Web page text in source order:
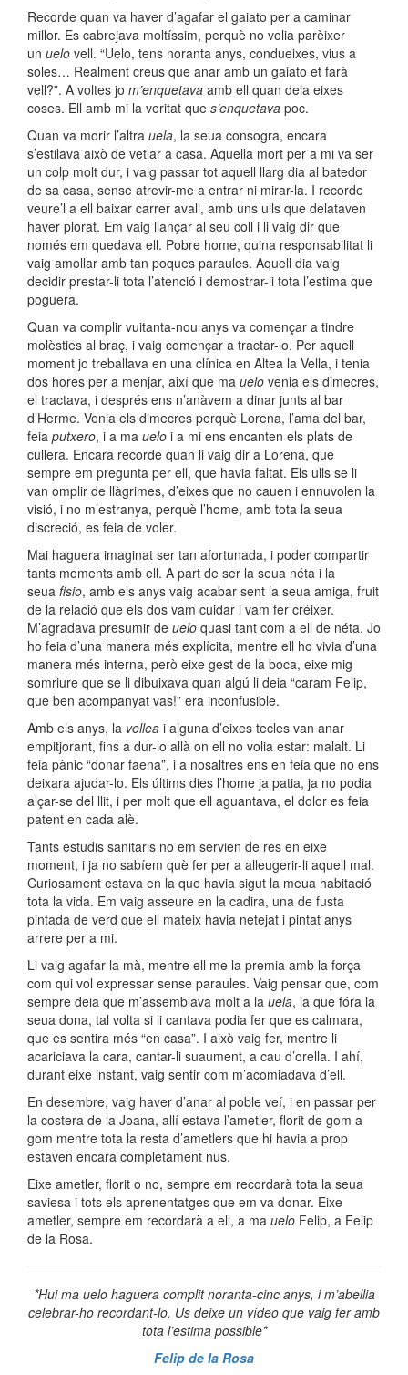
Recorde quan va haver d’agafar el gaiato per a caminar
millor. Es cabrejava moltíssim, perquè no volia parèixer
un uelo vell. “Uelo, tens noranta anys, condueixes, vius a
soles… Realment creus que anar amb un gaiato et farà
vell?”. A voltes jo m’enquetava amb ell quan deia eixes
coses. Ell amb mi la veritat que s’enquetava poc.
Quan va morir l’altra uela, la seua consogra, encara
s’estilava això de vetlar a casa. Aquella mort per a mi va ser
un colp molt dur, i vaig passar tot aquell llarg dia al batedor
de sa casa, sense atrevir-me a entrar ni mirar-la. I recorde
veure’l a ell baixar carrer avall, amb uns ulls que delataven
haver plorat. Em vaig llançar al seu coll i li vaig dir que
només em quedava ell. Pobre home, quina responsabilitat li
vaig amollar amb tan poques paraules. Aquell dia vaig
decidir prestar-li tota l’atenció i demostrar-li tota l’estima que
poguera.
Quan va complir vuitanta-nou anys va començar a tindre
molèsties al braç, i vaig començar a tractar-lo. Per aquell
moment jo treballava en una clínica en Altea la Vella, i tenia
dos hores per a menjar, així que ma uelo venia els dimecres,
el tractava, i després ens n’anàvem a dinar junts al bar
d’Herme. Venia els dimecres perquè Lorena, l’ama del bar,
feia putxero, i a ma uelo i a mi ens encanten els plats de
cullera. Encara recorde quan li vaig dir a Lorena, que
sempre em pregunta per ell, que havia faltat. Els ulls se li
van omplir de llàgrimes, d’eixes que no cauen i ennuvolen la
visió, i no m’estranya, perquè l’home, amb tota la seua
discreció, es feia de voler.
Mai haguera imaginat ser tan afortunada, i poder compartir
tants moments amb ell. A part de ser la seua néta i la
seua fisio, amb els anys vaig acabar sent la seua amiga, fruit
de la relació que els dos vam cuidar i vam fer créixer.
M’agradava presumir de uelo quasi tant com a ell de néta. Jo
ho feia d’una manera més explícita, mentre ell ho vivia d’una
manera més interna, però eixe gest de la boca, eixe mig
somriure que se li dibuixava quan algú li deia “caram Felip,
que ben acompanyat vas!” era inconfusible.
Amb els anys, la vellea i alguna d’eixes tecles van anar
empitjorant, fins a dur-lo allà on ell no volia estar: malalt. Li
feia pànic “donar faena”, i a nosaltres ens en feia que no ens
deixara ajudar-lo. Els últims dies l’home ja patia, ja no podia
alçar-se del llit, i per molt que ell aguantava, el dolor es feia
patent en cada alè.
Tants estudis sanitaris no em servien de res en eixe
moment, i ja no sabíem què fer per a alleugerir-li aquell mal.
Curiosament estava en la que havia sigut la meua habitació
tota la vida. Em vaig asseure en la cadira, una de fusta
pintada de verd que ell mateix havia netejat i pintat anys
arrere per a mi.
Li vaig agafar la mà, mentre ell me la premia amb la força
com qui vol expressar sense paraules. Vaig pensar que, com
sempre deia que m’assemblava molt a la uela, la que fóra la
seua dona, tal volta si li cantava podia fer que es calmara,
que es sentira més “en casa”. I això vaig fer, mentre li
acariciava la cara, cantar-li suaument, a cau d’orella. I ahí,
durant eixe instant, vaig sentir com m’acomiadava d’ell.
En desembre, vaig haver d’anar al poble veí, i en passar per
la costera de la Joana, allí estava l’ametler, florit de gom a
gom mentre tota la resta d’ametlers que hi havia a prop
estaven encara completament nus.
Eixe ametler, florit o no, sempre em recordarà tota la seua
saviesa i tots els aprenentatges que em va donar. Eixe
ametler, sempre em recordarà a ell, a ma uelo Felip, a Felip
de la Rosa.
*Hui ma uelohaguera complit noranta-cinc anys, i m’abellia
celebrar-ho recordant-lo. Us deixe un vídeo que vaig fer amb
tota l’estima possible*
Felip de la Rosa